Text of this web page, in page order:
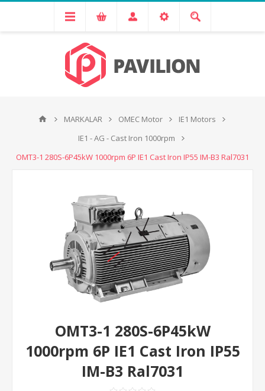
MARKALAR OMEC Motor
IE1 Motors
IE1 - AG - Cast Iron 1000rpm
OMT3-1 280S-6P45kW 1000rpm 6P IE1 Cast Iron IP55 IM-B3 Ral7031
OMT3-1 280S-6P45kW
1000rpm 6P IE1 Cast Iron IP55
IM-B3 Ral7031